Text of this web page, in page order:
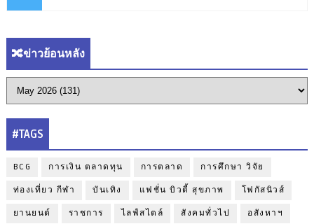
🔀ข่าวย้อนหลัง
#TAGS
BCG การเงิน ตลาดทุน การตลาด การศึกษา วิจัย
ท่องเที่ยว กีฬา บันเทิง แฟชั่น บิวตี้ สุขภาพ โฟกัสนิวส์
ยานยนต์ ราชการ ไลฟ์สไตล์ สังคมทั่วไป อสังหาฯ